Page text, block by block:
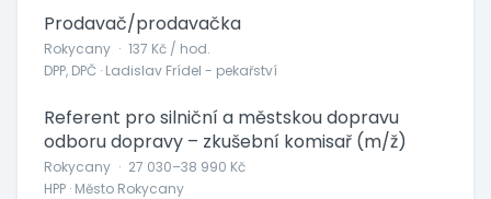
Prodavač/prodavačka
Rokycany · 137 Kč / hod.
DPP, DPČ · Ladislav Frídel - pekařství
Referent pro silniční a městskou dopravu
odboru dopravy – zkušební komisař (m/ž)
Rokycany · 27 030–38 990 Kč
HPP · Město Rokycany